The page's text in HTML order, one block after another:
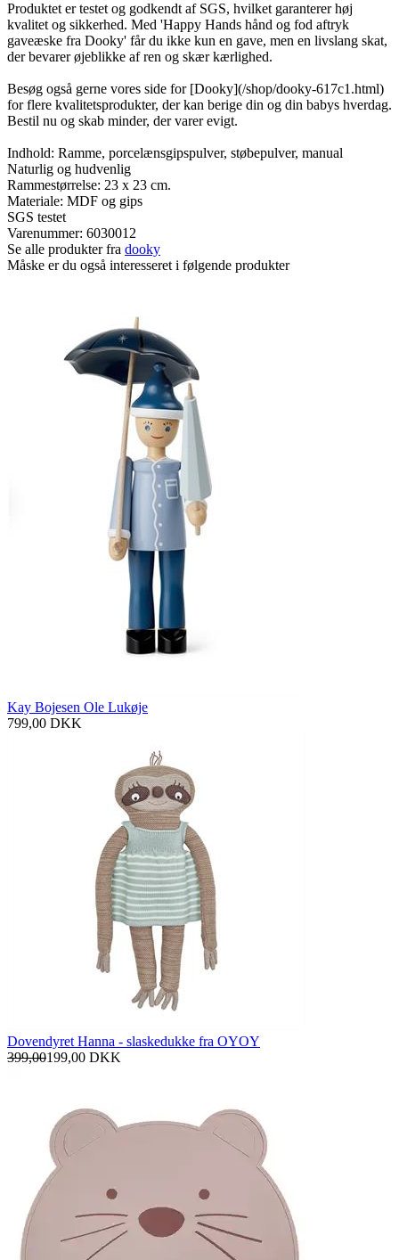
Produktet er testet og godkendt af SGS, hvilket garanterer høj
kvalitet og sikkerhed. Med 'Happy Hands hånd og fod aftryk
gaveæske fra Dooky' får du ikke kun en gave, men en livslang skat,
der bevarer øjeblikke af ren og skær kærlighed.
Besøg også gerne vores side for [Dooky](/shop/dooky-617c1.html)
for flere kvalitetsprodukter, der kan berige din og din babys hverdag.
Bestil nu og skab minder, der varer evigt.
Indhold: Ramme, porcelænsgipspulver, støbepulver, manual
Naturlig og hudvenlig
Rammestørrelse: 23 x 23 cm.
Materiale: MDF og gips
SGS testet
Varenummer: 6030012
Se alle produkter fra dooky
Måske er du også interesseret i følgende produkter
Kay Bojesen Ole Lukøje
799,00 DKK
Dovendyret Hanna - slaskedukke fra OYOY
399,00199,00 DKK